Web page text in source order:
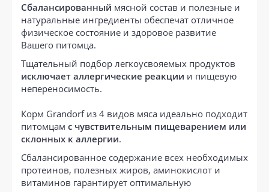
Сбалансированный мясной состав и полезные и
натуральные ингредиенты обеспечат отличное
физическое состояние и здоровое развитие
Вашего питомца.
Тщательный подбор легкоусвояемых продуктов
исключает аллергические реакции и пищевую
непереносимость.
Корм Grandorf из 4 видов мяса идеально подходит
питомцам с чувствительным пищеварением или
склонных к аллергии.
Сбалансированное содержание всех необходимых
протеинов, полезных жиров, аминокислот и
витаминов гарантирует оптимальную